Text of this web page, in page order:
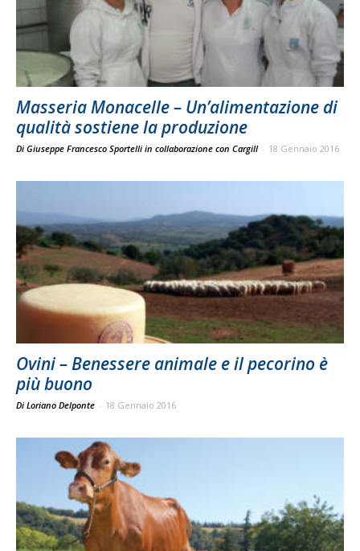
Masseria Monacelle – Un’alimentazione di
qualità sostiene la produzione
Di Giuseppe Francesco Sportelli in collaborazione con Cargill - 18 Gennaio 2016
Ovini – Benessere animale e il pecorino è
più buono
Di Loriano Delponte - 18 Gennaio 2016